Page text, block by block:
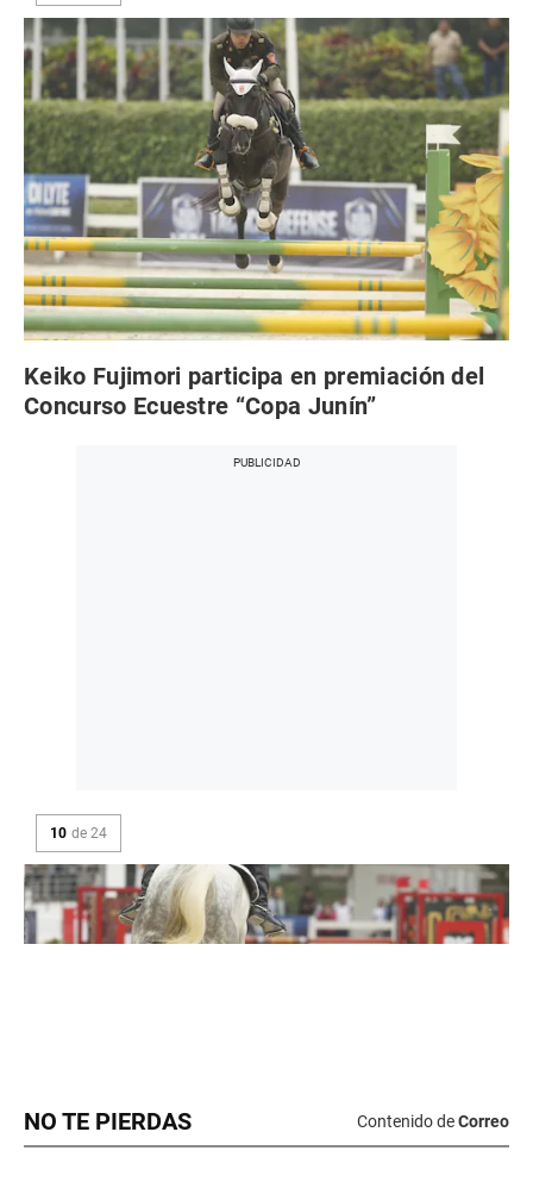
NO TE PIERDAS Contenido deCorreo